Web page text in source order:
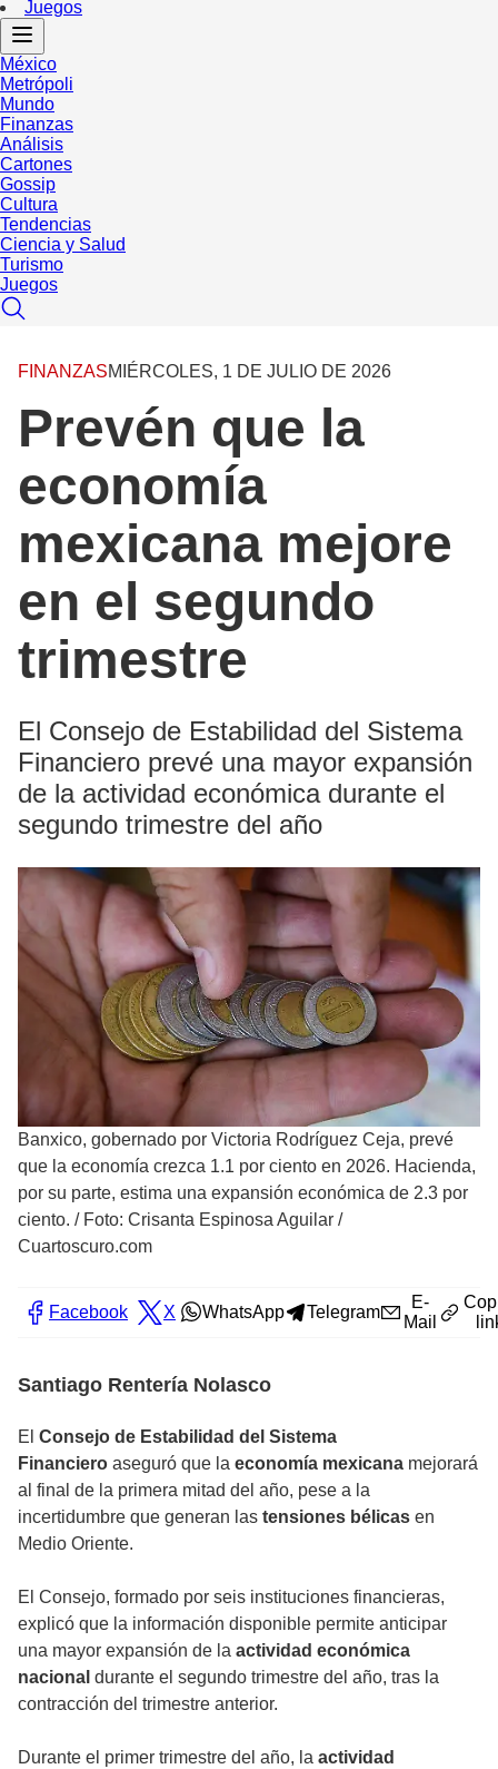
Juegos
México
Metrópoli
Mundo
Finanzas
Análisis
Cartones
Gossip
Cultura
Tendencias
Ciencia y Salud
Turismo
Juegos
FINANZASMIÉRCOLES, 1 DE JULIO DE 2026
Prevén que la
economía
mexicana mejore
en el segundo
trimestre
El Consejo de Estabilidad del Sistema
Financiero prevé una mayor expansión
de la actividad económica durante el
segundo trimestre del año
Banxico, gobernado por Victoria Rodríguez Ceja, prevé
que la economía crezca 1.1 por ciento en 2026. Hacienda,
por su parte, estima una expansión económica de 2.3 por
ciento. / Foto: Crisanta Espinosa Aguilar /
Cuartoscuro.com
Facebook X WhatsApp Telegram
E-
Mail
Santiago Rentería Nolasco
El Consejo de Estabilidad del Sistema
Financiero aseguró que la economía mexicana mejorará
al final de la primera mitad del año, pese a la
incertidumbre que generan las tensiones bélicas en
Medio Oriente.
El Consejo, formado por seis instituciones financieras,
explicó que la información disponible permite anticipar
una mayor expansión de la actividad económica
nacional durante el segundo trimestre del año, tras la
contracción del trimestre anterior.
Durante el primer trimestre del año, la actividad